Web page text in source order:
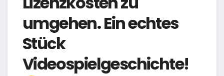
umgehen. Ein echtes
Stück
Videospielgeschichte!